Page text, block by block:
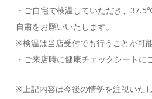
・ご自宅で検温していただき、
自粛をお願いいたします。
※検温は当店受付でも行うことが可能
・ご来店時に健康チェックシートに
※上記内容は今後の情勢を注視いた